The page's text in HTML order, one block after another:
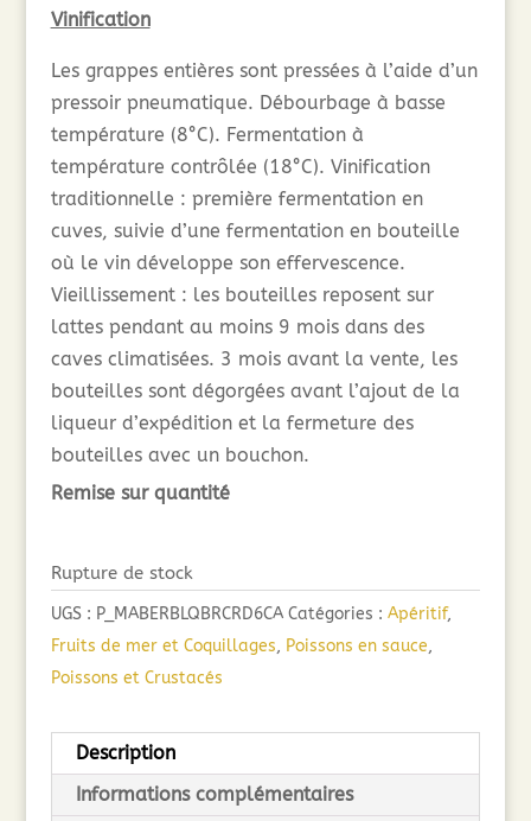
Vinification
Les grappes entières sont pressées à l’aide d’un
pressoir pneumatique. Débourbage à basse
température (8°C). Fermentation à
température contrôlée (18°C). Vinification
traditionnelle : première fermentation en
cuves, suivie d’une fermentation en bouteille
où le vin développe son effervescence.
Vieillissement : les bouteilles reposent sur
lattes pendant au moins 9 mois dans des
caves climatisées. 3 mois avant la vente, les
bouteilles sont dégorgées avant l’ajout de la
liqueur d’expédition et la fermeture des
bouteilles avec un bouchon.
Remise sur quantité
Rupture de stock
UGS : P_MABERBLQBRCRD6CA Catégories : Apéritif,
Fruits de mer et Coquillages, Poissons en sauce,
Poissons et Crustacés
Description
Informations complémentaires